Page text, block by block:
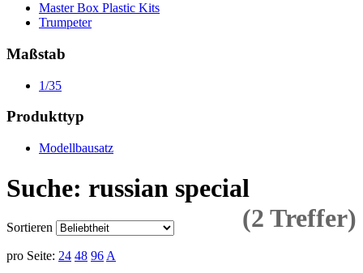
Master Box Plastic Kits
Trumpeter
Maßstab
1/35
Produkttyp
Modellbausatz
Suche: russian special
(2 Treffer)
Sortieren
pro Seite: 24 48 96 A